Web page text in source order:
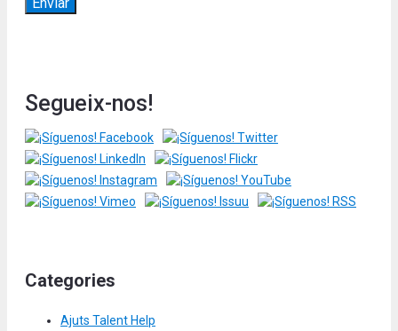
Segueix-nos!
Categories
Ajuts Talent Help